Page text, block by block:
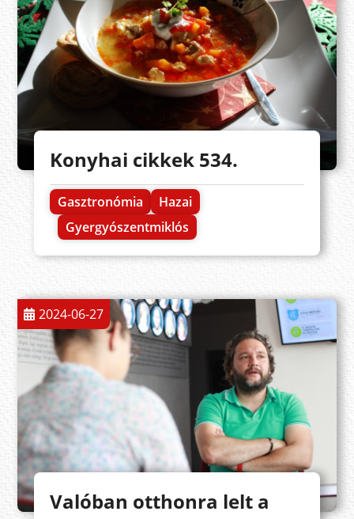
Konyhai cikkek 534.
Gasztronómia
Hazai
Gyergyószentmiklós
2024-06-27
Valóban otthonra lelt a